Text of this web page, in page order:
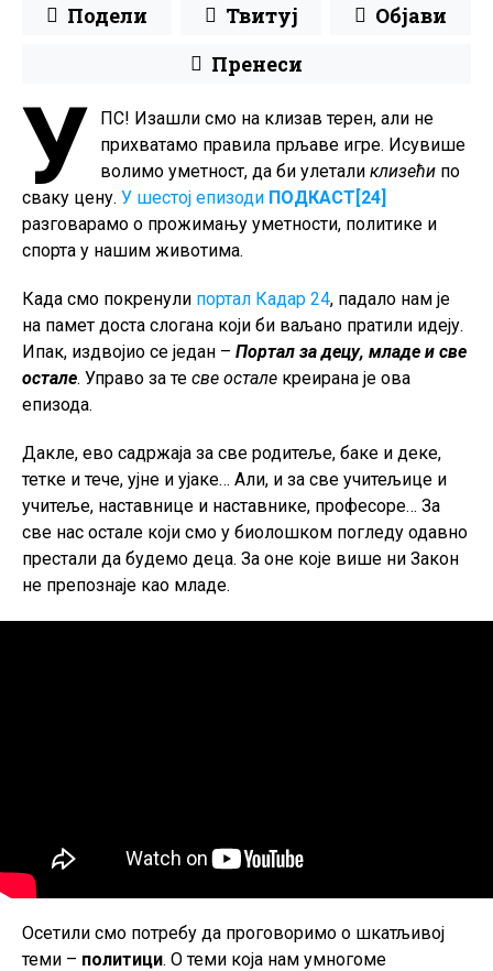
Подели Твитуј
Објави
Пренеси
У
ПС! Изашли смо на клизав терен, али не
прихватамо правила прљаве игре. Исувише
волимо уметност, да би улетали клизећипо
сваку цену. У шестој епизоди ПОДКАСТ[24]
разговарамо о прожимању уметности, политике и
спорта у нашим животима.
Када смо покренули портал Кадар 24, падало нам је
на памет доста слогана који би ваљано пратили идеју.
Ипак, издвојио се један – Портал за децу, младе и све
остале. Управо за те све остале креирана је ова
епизода.
Дакле, ево садржаја за све родитеље, баке и деке,
тетке и тече, ујне и ујаке… Али, и за све учитељице и
учитеље, наставнице и наставнике, професоре… За
све нас остале који смо у биолошком погледу одавно
престали да будемо деца. За оне које више ни Закон
не препознаје као младе.
Осетили смо потребу да проговоримо о шкатљивој
теми – политици. О теми која нам умногоме